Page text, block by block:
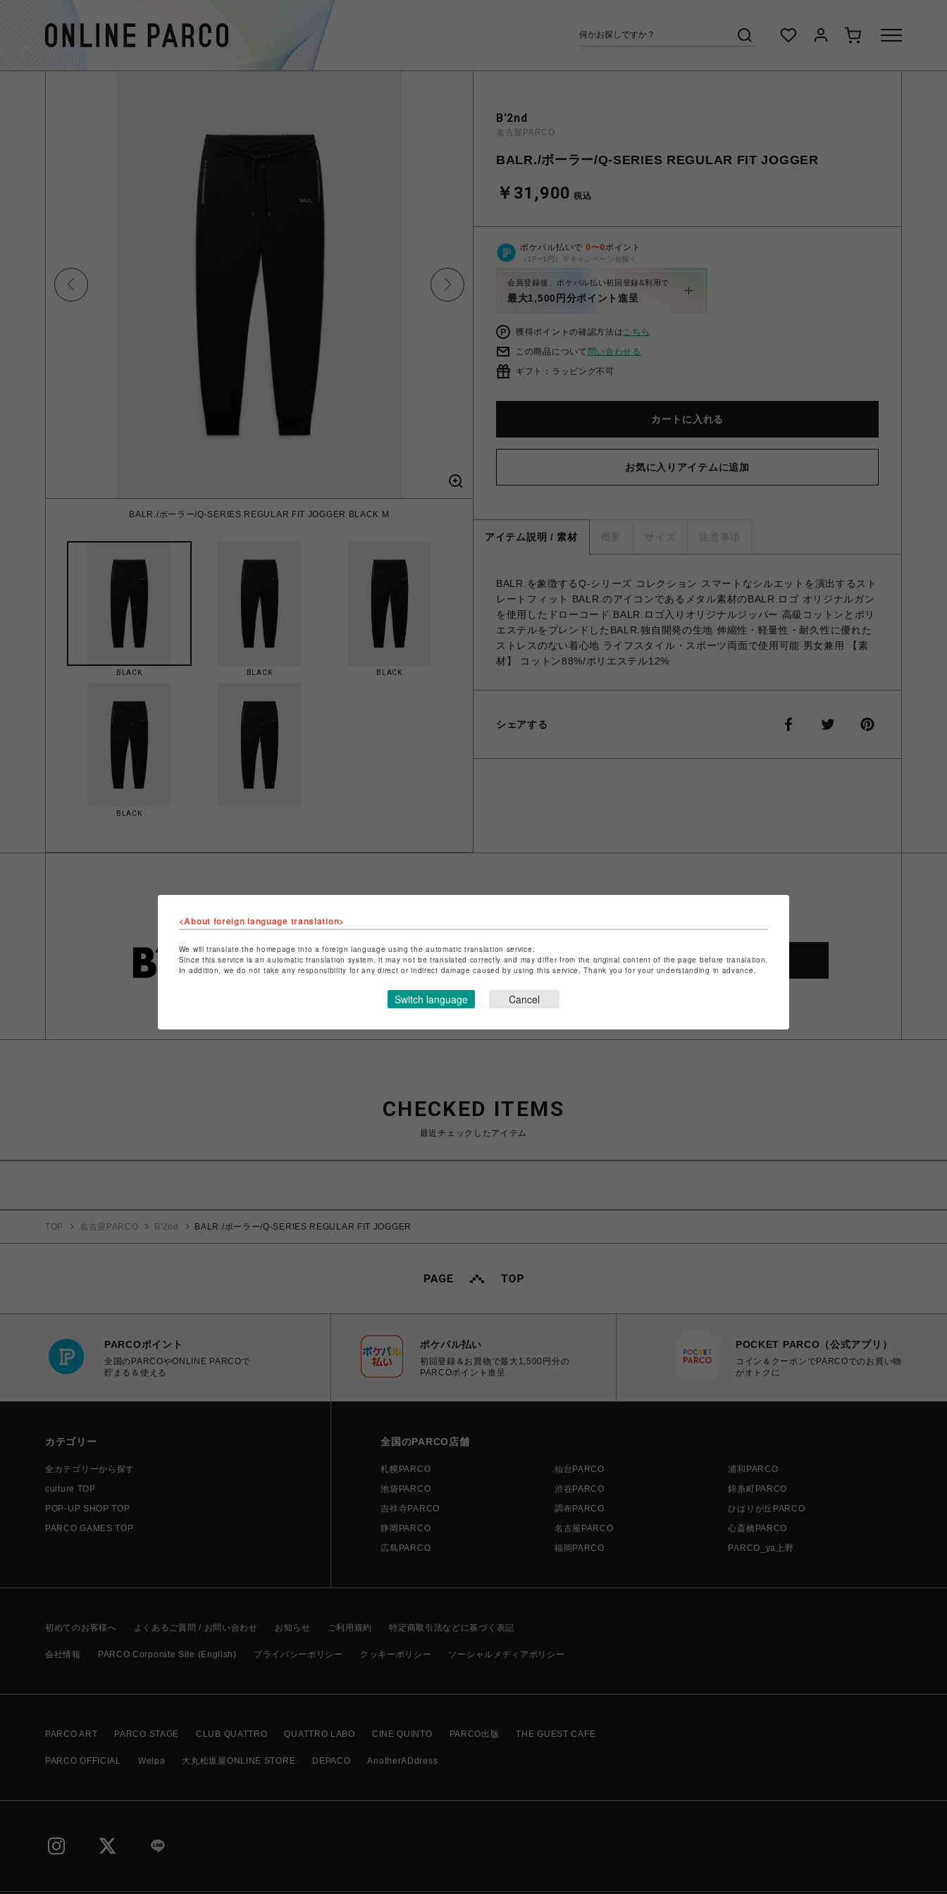
BALR./ボーラー/Q-SERIES REGULAR FIT JOGGER BLACK M
BLACK BLACK BLACK
BLACK
B'2nd
名古屋PARCO
BALR./ボーラー/Q-SERIES REGULAR FIT JOGGER
￥31,900 税込
ポケパル払いで 0〜0ポイント
（1P=1円）※キャンペーン分除く
会員登録後、ポケパル払い初回登録&利用で
最大1,500円分ポイント進呈
獲得ポイントの確認方法はこちら
この商品について 問い合わせる
ギフト：ラッピング不可
カートに入れる
お気に入りアイテムに追加
アイテム説明 / 素材 概要 サイズ 注意事項
BALR.を象徴するQ-シリーズ コレクション スマートなシルエットを演出するスト
レートフィット BALR.のアイコンであるメタル素材のBALR.ロゴ オリジナルガン
を使用したドローコード BALR.ロゴ入りオリジナルジッパー 高級コットンとポリ
エステルをブレンドしたBALR.独自開発の生地 伸縮性・軽量性・耐久性に優れた
ストレスのない着心地 ライフスタイル・スポーツ両面で使用可能 男女兼用 【素
材】 コットン88%/ポリエステル12%
シェアする
ショップ名
B'2nd
店舗名
名古屋PARCO
特定商取引法など法令に基づく表記はこちら
ショップお問い合わせはこちら
SHOP TOP
CHECKED ITEMS
最近チェックしたアイテム
TOP 名古屋PARCO B'2nd BALR./ボーラー/Q-SERIES REGULAR FIT JOGGER
PARCOポイント
全国のPARCOやONLINE PARCOで
貯まる＆使える
ポケパル払い
初回登録＆お買物で最大1,500円分の
PARCOポイント進呈
POCKET PARCO（公式アプリ）
コイン＆クーポンでPARCOでのお買い物
がオトクに
カテゴリー
全カテゴリーから探す
culture TOP
POP-UP SHOP TOP
PARCO GAMES TOP
全国のPARCO店舗
札幌PARCO 仙台PARCO
浦和PARCO
池袋PARCO
渋谷PARCO
錦糸町PARCO
吉祥寺PARCO
調布PARCO
ひばりが丘PARCO
静岡PARCO
名古屋PARCO
心斎橋PARCO
広島PARCO
福岡PARCO PARCO_ya上野
初めてのお客様へ よくあるご質問 / お問い合わせ お知らせ ご利用規約 特定商取引法などに基づく表記
会社情報 PARCO Corporate Site (English) プライバシーポリシー クッキーポリシー ソーシャルメディアポリシー
PARCO ART PARCO STAGE CLUB QUATTRO QUATTRO LABO CINE QUINTO PARCO出版 THE GUEST CAFE
PARCO OFFICIAL Welpa 大丸松坂屋ONLINE STORE DEPACO AnotherADdress
<About foreign language translation>
We will translate the homepage into a foreign language using the automatic translation service.
Since this service is an automatic translation system, it may not be translated correctly and may differ from the original content of the page before translation.
In addition, we do not take any responsibility for any direct or indirect damage caused by using this service. Thank you for your understanding in advance.
Switch language Cancel